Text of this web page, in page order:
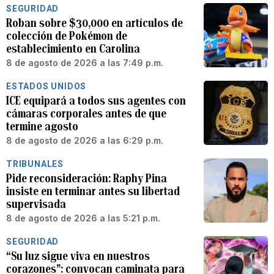
SEGURIDAD
Roban sobre $30,000 en artículos de
colección de Pokémon de
establecimiento en Carolina
8 de agosto de 2026 a las 7:49 p.m.
ESTADOS UNIDOS
ICE equipará a todos sus agentes con
cámaras corporales antes de que
termine agosto
8 de agosto de 2026 a las 6:29 p.m.
TRIBUNALES
Pide reconsideración: Raphy Pina
insiste en terminar antes su libertad
supervisada
8 de agosto de 2026 a las 5:21 p.m.
SEGURIDAD
“Su luz sigue viva en nuestros
corazones”: convocan caminata para